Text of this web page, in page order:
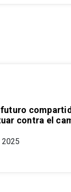
futuro
contra el
2025